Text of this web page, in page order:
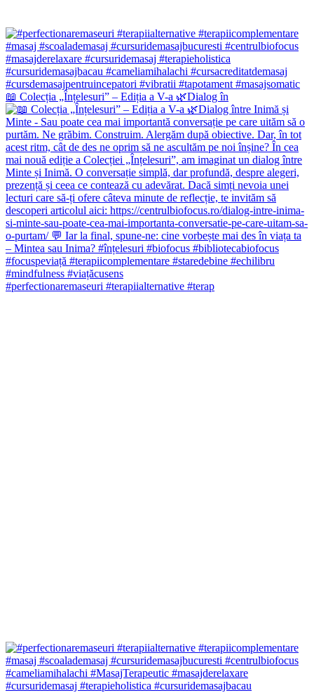
📖 Colecția „Înțelesuri” – Ediția a V-a 🌿Dialog în
#perfectionaremaseuri #terapiialternative #terap